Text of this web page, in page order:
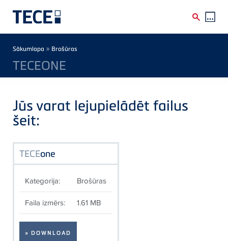
Breadcrumb
Sākumlapa » Brošūras
TECEONE
Jūs varat lejupielādēt failus
šeit:
TECEone
Kategorija: Brošūras
Faila izmērs: 1.61 MB
» DOWNLOAD